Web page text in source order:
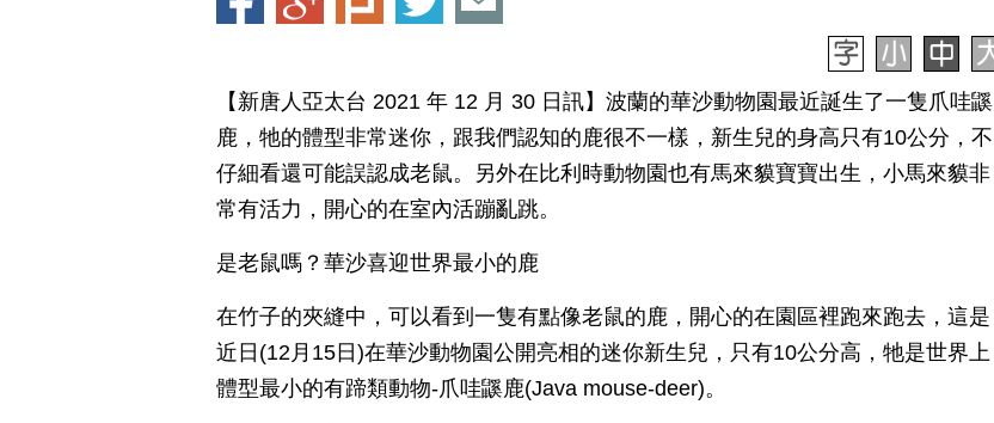
【新唐人亞太台 2021 年 12 月 30 日訊】波蘭的華沙動物園最近誕生了一隻爪哇鼷
鹿，牠的體型非常迷你，跟我們認知的鹿很不一樣，新生兒的身高只有10公分，不
仔細看還可能誤認成老鼠。另外在比利時動物園也有馬來貘寶寶出生，小馬來貘非
常有活力，開心的在室內活蹦亂跳。
是老鼠嗎？華沙喜迎世界最小的鹿
在竹子的夾縫中，可以看到一隻有點像老鼠的鹿，開心的在園區裡跑來跑去，這是
近日(12月15日)在華沙動物園公開亮相的迷你新生兒，只有10公分高，牠是世界上
體型最小的有蹄類動物-爪哇鼷鹿(Java mouse-deer)。